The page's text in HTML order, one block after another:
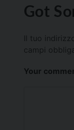
Got
Il tuo
campi
Your